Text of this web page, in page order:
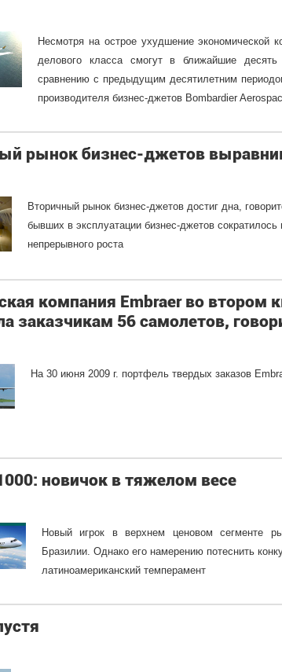
Несмотря на острое ухудшение экономической
делового класса смогут в ближайшие
сравнению с предыдущим десятилетним
производителя бизнес-джетов Bombardier
рынок бизнес-джетов
Вторичный рынок бизнес-джетов достиг дна,
бывших в эксплуатации бизнес-джетов
непрерывного роста
компания Embraer во втором
заказчикам 56 самолетов,
На 30 июня 2009 г. портфель твердых заказов
новичок в тяжелом весе
Новый игрок в верхнем ценовом сегменте
Бразилии. Однако его намерению потеснить
латиноамериканский темперамент